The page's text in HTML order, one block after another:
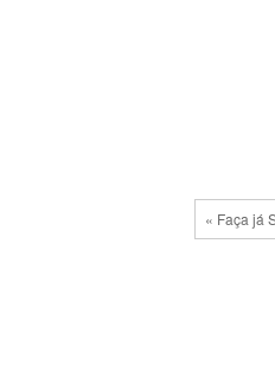
« Faça já